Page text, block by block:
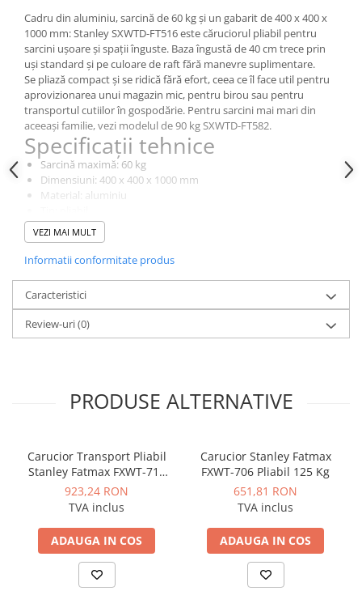
Dulapuri pentru climatizare
Unitati motocondensante
Sisteme evaporative de climatizare
Ventilatoare pentru baie
Ventilatoare pentru tubulatura
Filtrare si odorizare aer
Recuperatoare de caldura
Accesorii echipamente de
Instalatii de apa si canalizare
Canalizare exterioara
Canalizare pluviala
Tevi PEHD gaz
Aparate sudura si dispozitive gaz
Izolatii tehnice
Izolatii pentru sisteme solare
Izolatii pentru tevi si conducte
Polistiren expandat
Cadru din aluminiu, sarcină de 60 kg și un gabarit de 400 x 400 x
1000 mm: Stanley SXWTD-FT516 este căruciorul pliabil pentru
sarcini ușoare și spații înguste. Baza îngustă de 40 cm trece prin
uși standard și pe culoare de raft fără manevre suplimentare.
Se pliază compact și se ridică fără efort, ceea ce îl face util pentru
aprovizionarea unui magazin mic, pentru birou sau pentru
transportul cutiilor în gospodărie. Pentru sarcini mai mari din
aceeași familie, vezi modelul de 90 kg SXWTD-FT582.
Specificații tehnice
Sarcină maximă: 60 kg
Dimensiuni: 400 x 400 x 1000 mm
Material: aluminiu
Roți de transport: da
VEZI MAI MULT
Informatii conformitate produs
Caracteristici
Review-uri(0)
PRODUSE ALTERNATIVE
Carucior Transport Pliabil
Stanley Fatmax FXWT-711
max 200 Kg
923,24 RON
TVA inclus
ADAUGA IN COS
Carucior Stanley Fatmax
FXWT-706 Pliabil 125 Kg
651,81 RON
TVA inclus
ADAUGA IN COS